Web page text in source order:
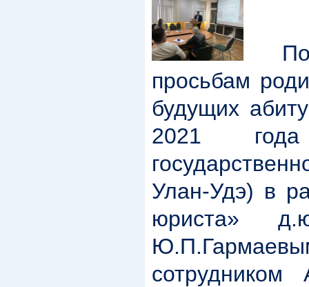
По
просьбам
будущих
2021
Улан-Удэ) в
юриста»